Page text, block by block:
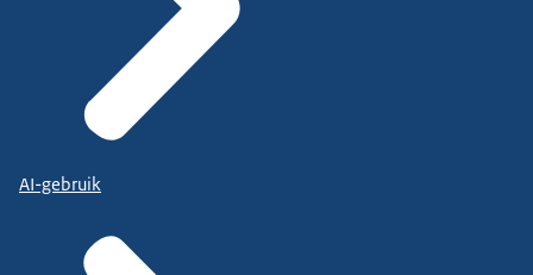
AI-gebruik